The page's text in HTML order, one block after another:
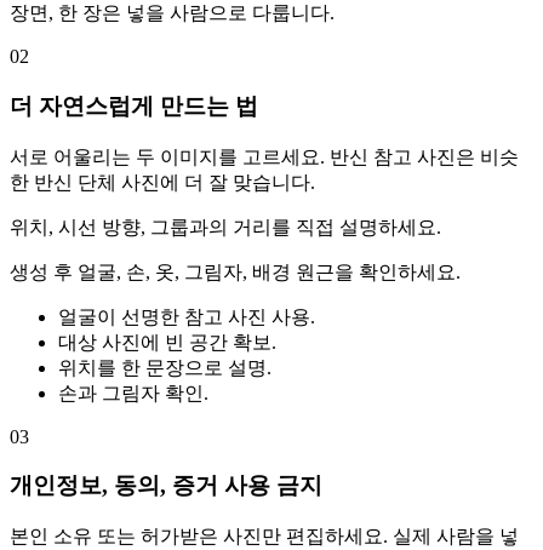
장면, 한 장은 넣을 사람으로 다룹니다.
02
더 자연스럽게 만드는 법
서로 어울리는 두 이미지를 고르세요. 반신 참고 사진은 비슷
한 반신 단체 사진에 더 잘 맞습니다.
위치, 시선 방향, 그룹과의 거리를 직접 설명하세요.
생성 후 얼굴, 손, 옷, 그림자, 배경 원근을 확인하세요.
얼굴이 선명한 참고 사진 사용.
대상 사진에 빈 공간 확보.
위치를 한 문장으로 설명.
손과 그림자 확인.
03
개인정보, 동의, 증거 사용 금지
본인 소유 또는 허가받은 사진만 편집하세요. 실제 사람을 넣